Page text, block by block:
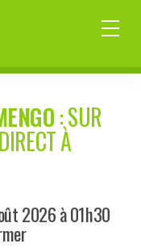
: SUR
À
2026 à 01h30